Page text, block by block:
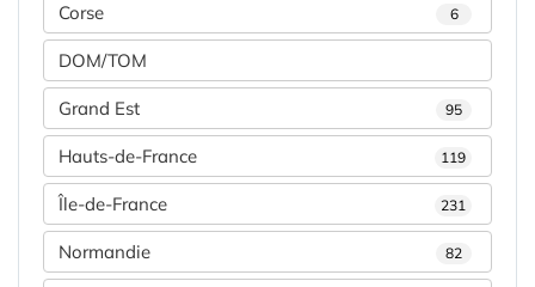
Corse 6
DOM/TOM
Grand Est 95
Hauts-de-France 119
Île-de-France 231
Normandie 82